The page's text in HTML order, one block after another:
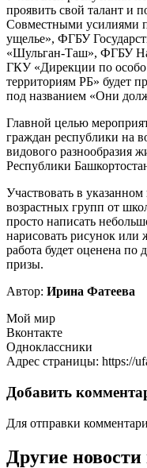
проявить свой талант и
Совместными усилиями
ущелье», ФГБУ
«Шульган-Таш», ФГБУ
ГКУ «Дирекции по
территориям РБ» будет
под названием «Они
Главной целью
граждан республики на
видового разнообразия
Республики
Участвовать в
возрастных групп от
просто написать
нарисовать рисунок или
работа будет оценена по
призы.
Автор: Ирина Фатеева
Мой мир
Вконтакте
Одноклассники
Адрес страницы: https://
Добавить
Для отправки
Другие новости